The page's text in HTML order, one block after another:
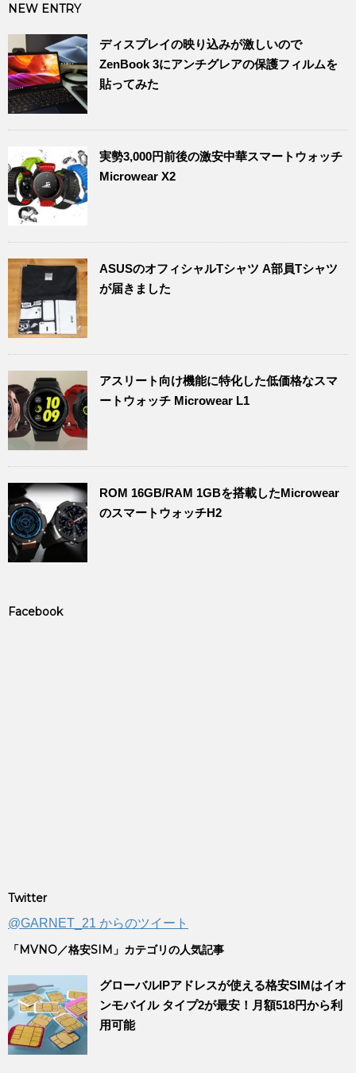
NEW ENTRY
ディスプレイの映り込みが激しいので
ZenBook 3にアンチグレアの保護フィルムを
貼ってみた
実勢3,000円前後の激安中華スマートウォッチ
Microwear X2
ASUSのオフィシャルTシャツ A部員Tシャツ
が届きました
アスリート向け機能に特化した低価格なスマ
ートウォッチ Microwear L1
ROM 16GB/RAM 1GBを搭載したMicrowear
のスマートウォッチH2
Facebook
Twitter
@GARNET_21 からのツイート
「MVNO／格安SIM」カテゴリの人気記事
グローバルIPアドレスが使える格安SIMはイオ
ンモバイル タイプ2が最安！月額518円から利
用可能